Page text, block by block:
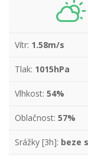
Vítr: 1.58m/s
Tlak: 1015hPa
Vlhkost: 54%
Oblačnost: 57%
Srážky [3h]: beze